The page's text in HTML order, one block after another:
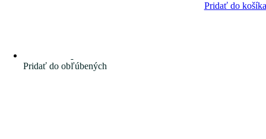
Pridať do košíka
Pridať do obľúbených